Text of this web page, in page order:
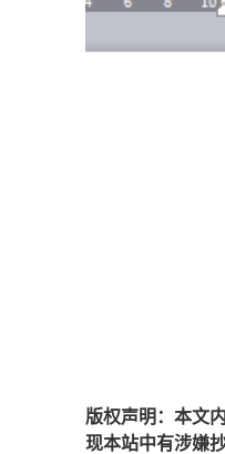
版权声明：本文
现本站中有涉嫌